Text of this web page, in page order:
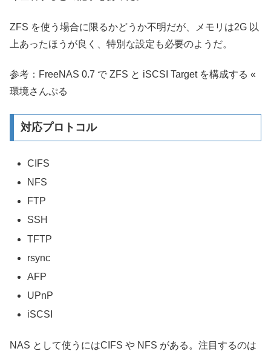
ZFS を使う場合に限るかどうか不明だが、メモリは2G 以
上あったほうが良く、特別な設定も必要のようだ。
参考：FreeNAS 0.7 で ZFS と iSCSI Target を構成する «
環境さんぷる
対応プロトコル
CIFS
NFS
FTP
SSH
TFTP
rsync
AFP
UPnP
iSCSI
NAS として使うにはCIFS や NFS がある。注目するのは